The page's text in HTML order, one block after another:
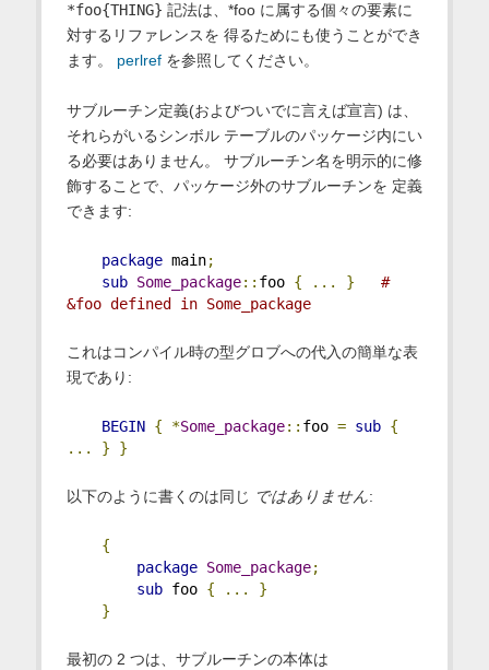
*foo{THING} 記法は、*foo に属する個々の要素に
対するリファレンスを 得るためにも使うことができ
ます。 perlrefを参照してください。
サブルーチン定義(およびついでに言えば宣言) は、
それらがいるシンボル テーブルのパッケージ内にい
る必要はありません。 サブルーチン名を明示的に修
飾することで、パッケージ外のサブルーチンを 定義
できます:
package main;
sub Some_package:: foo { ... }
#
&foo defined in Some_package
これはコンパイル時の型グロブへの代入の簡単な表
現であり:
BEGIN { *Some_package:: foo = sub {
...
} }
以下のように書くのは同じ ではありません:
{
package Some_package;
sub foo { ...
}
}
最初の 2 つは、サブルーチンの本体は